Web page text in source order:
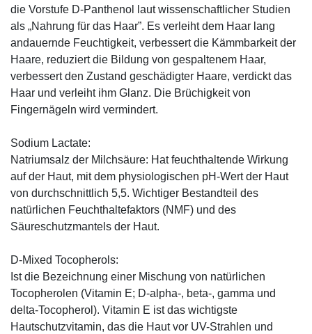
die Vorstufe D-Panthenol laut wissenschaftlicher Studien
als „Nahrung für das Haar”. Es verleiht dem Haar lang
andauernde Feuchtigkeit, verbessert die Kämmbarkeit der
Haare, reduziert die Bildung von gespaltenem Haar,
verbessert den Zustand geschädigter Haare, verdickt das
Haar und verleiht ihm Glanz. Die Brüchigkeit von
Fingernägeln wird vermindert.
Sodium Lactate:
Natriumsalz der Milchsäure: Hat feuchthaltende Wirkung
auf der Haut, mit dem physiologischen pH-Wert der Haut
von durchschnittlich 5,5. Wichtiger Bestandteil des
natürlichen Feuchthaltefaktors (NMF) und des
Säureschutzmantels der Haut.
D-Mixed Tocopherols:
Ist die Bezeichnung einer Mischung von natürlichen
Tocopherolen (Vitamin E; D-alpha-, beta-, gamma und
delta-Tocopherol). Vitamin E ist das wichtigste
Hautschutzvitamin, das die Haut vor UV-Strahlen und